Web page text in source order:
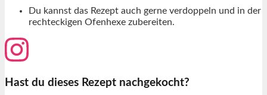
Du kannst das Rezept auch gerne verdoppeln und in der
rechteckigen Ofenhexe zubereiten.
Hast du dieses Rezept nachgekocht?